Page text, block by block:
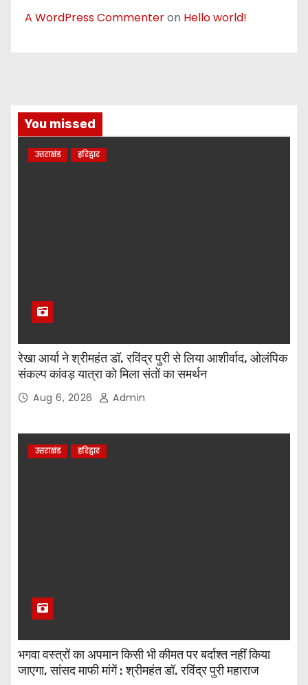
A WordPress Commenteron Hello world!
You missed
उत्तराखंड हरिद्वार
रेखा आर्या ने श्रीमहंत डॉ. रविंद्र पुरी से लिया आशीर्वाद, ओलंपिक
संकल्प कांवड़ यात्रा को मिला संतों का समर्थन
Aug 6, 2026 Admin
उत्तराखंड हरिद्वार
भगवा वस्त्रों का अपमान किसी भी कीमत पर बर्दाश्त नहीं किया
जाएगा, सांसद माफी मांगें : श्रीमहंत डॉ. रविंद्र पुरी महाराज